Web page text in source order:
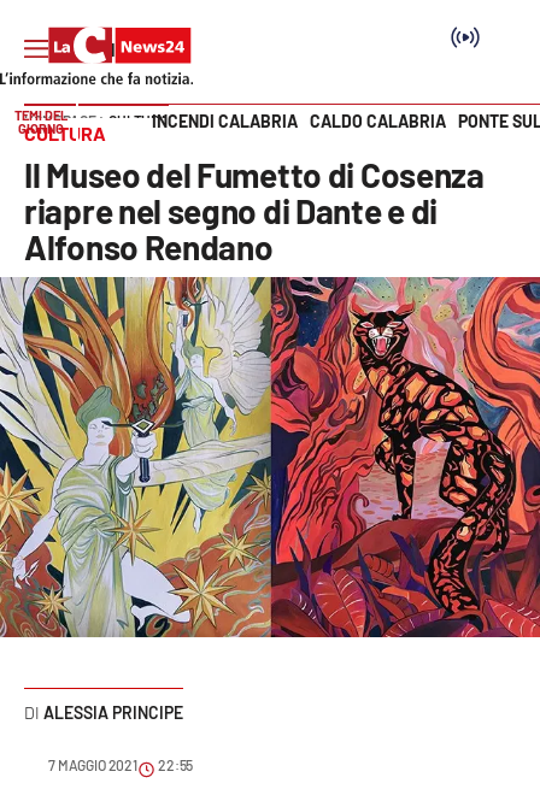
SEZIONI
Cronaca
Politica
Attualità
Economia e lavoro
Italia Mondo
Sanità
Sport
Vai
TEMI DEL
GIORNO
INCENDI CALABRIA CALDO CALABRIA PONTE
HOME PAGE CULTURA
CULTURA
Il Museo del Fumetto di Cosenza
riapre nel segno di Dante e di
Alfonso Rendano
ALESSIA PRINCIPE
7 MAGGIO 2021 22:55